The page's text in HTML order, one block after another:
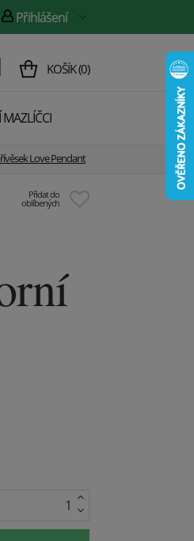
Přihlášení
KOŠÍK(0)
Love Pendant
Přidat do
oblíbených